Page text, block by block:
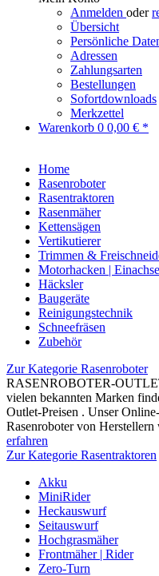
Anmelden oder
Übersicht
Persönliche
Adressen
Zahlungsarten
Bestellungen
Sofortdownloads
Merkzettel
Warenkorb 0 0,00 € *
Home
Rasenroboter
Rasentraktoren
Rasenmäher
Kettensägen
Vertikutierer
Trimmen &
Motorhacken |
Häcksler
Baugeräte
Reinigungstechnik
Schneefräsen
Zubehör
Zur Kategorie Rasenroboter
RASENROBOTER-
vielen bekannten Marken
Outlet-Preisen . Unser
Rasenroboter von
erfahren
Zur Kategorie Rasentraktoren
Akku
MiniRider
Heckauswurf
Seitauswurf
Hochgrasmäher
Frontmäher | Rider
Zero-Turn